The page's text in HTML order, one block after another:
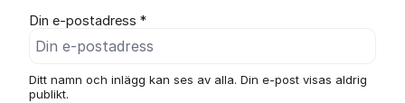
Din e-postadress *
Ditt namn och inlägg kan ses av alla. Din e-post visas aldrig
publikt.